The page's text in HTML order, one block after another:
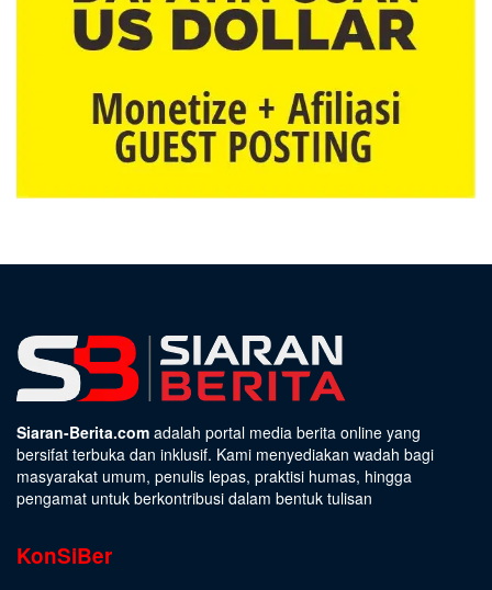
Siaran-Berita.com adalah portal media berita online yang
bersifat terbuka dan inklusif. Kami menyediakan wadah bagi
masyarakat umum, penulis lepas, praktisi humas, hingga
pengamat untuk berkontribusi dalam bentuk tulisan
KonSiBer